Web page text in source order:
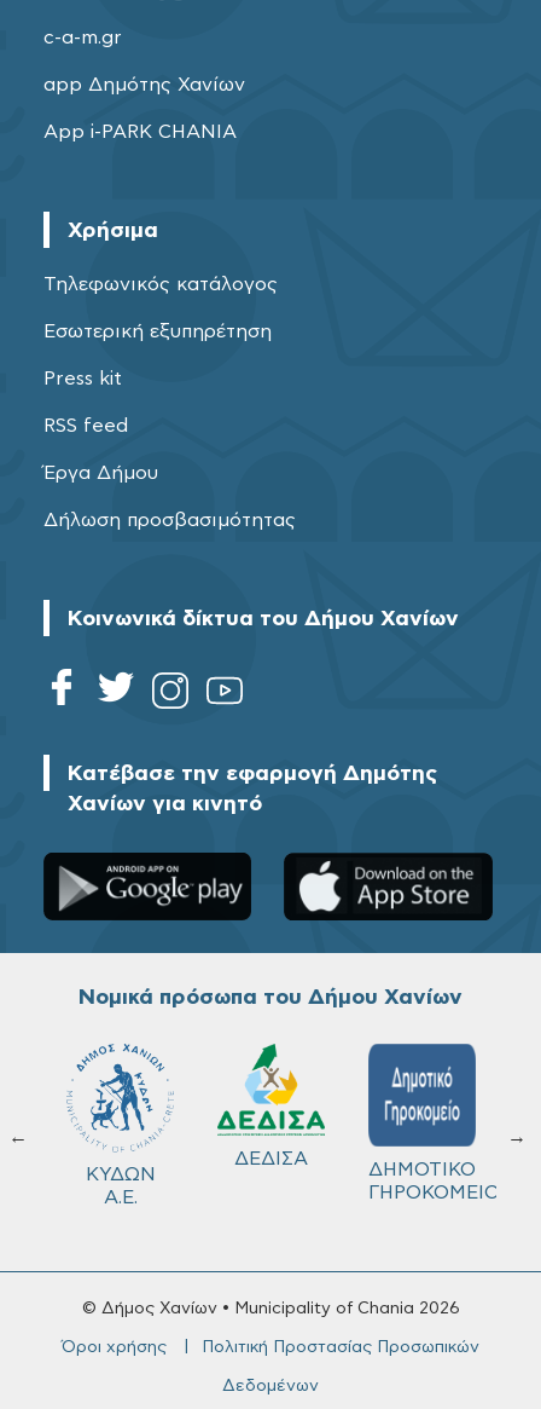
c-a-m.gr
app Δημότης Χανίων
App i-PARK CHANIA
Χρήσιμα
Τηλεφωνικός κατάλογος
Εσωτερική εξυπηρέτηση
Press kit
RSS feed
Έργα Δήμου
Δήλωση προσβασιμότητας
Κοινωνικά δίκτυα του Δήμου Χανίων
Κατέβασε την εφαρμογή Δημότης
Χανίων για κινητό
Νομικά πρόσωπα του Δήμου Χανίων
←
ΚΥΔΩΝ
Α.Ε.
ΔΕΔΙΣΑ
ΔΗΜΟΤΙΚΟ
ΓΗΡΟΚΟΜΕΙΟ
→
© Δήμος Χανίων • Municipality of Chania 2026
Όροι χρήσης Πολιτική Προστασίας Προσωπικών
Δεδομένων